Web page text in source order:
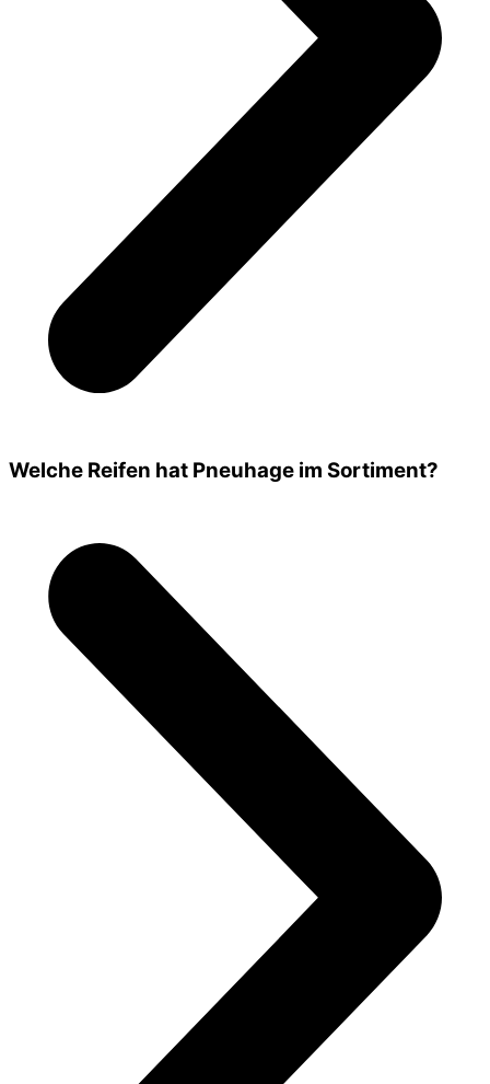
Welche Reifen hat Pneuhage im Sortiment?